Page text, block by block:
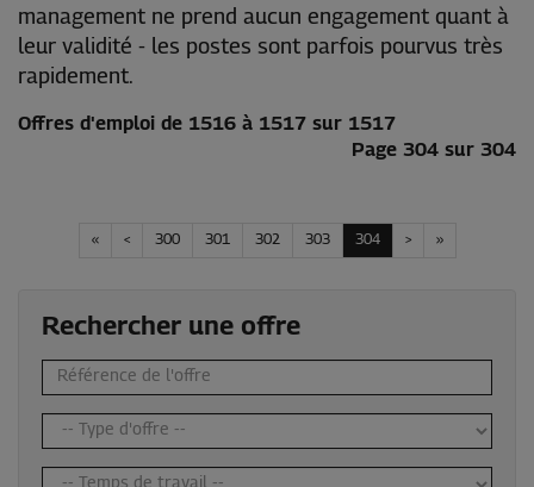
management ne prend aucun engagement quant à
leur validité - les postes sont parfois pourvus très
rapidement.
Offres d'emploi de 1516 à 1517 sur 1517
Page 304 sur 304
« < 300 301 302 303 304 > »
Rechercher une offre